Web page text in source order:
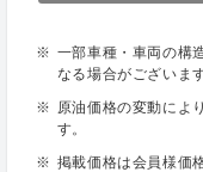
一部車種・車両の構
なる場合がございます
原油価格の変動によ
す。
掲載価格は会員様価